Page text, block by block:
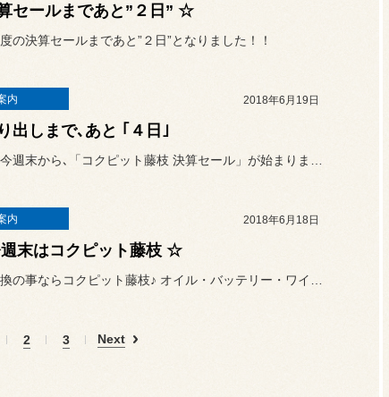
セールまであと”２日” ☆
の決算セールまであと”２日”となりました！！
内 2018年6月19日
出しまで､あと ｢４日｣
内 2018年6月18日
末はコクピット藤枝 ☆
2 3 Next